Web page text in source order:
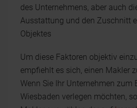
des Unternehmens, aber auch
Ausstattung und den Zuschnitt
Objektes
Um diese Faktoren objektiv
empfiehlt es sich, einen Makler
Wenn Sie Ihr Unternehmen zum
Wiesbaden verlegen möchten,